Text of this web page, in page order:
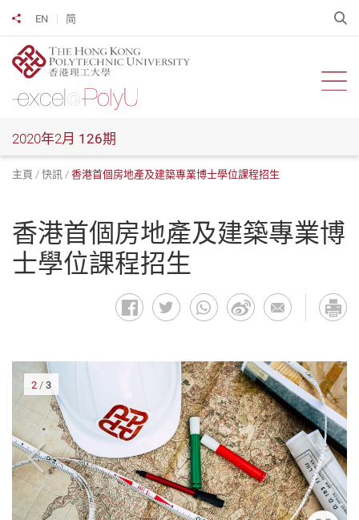
EN 简
分享到
開
2020年2月 126期
主頁 快訊 香港首個房地產及建築專業博士學位課程招生
香港首個房地產及建築專業博
士學位課程招生
2 / 3